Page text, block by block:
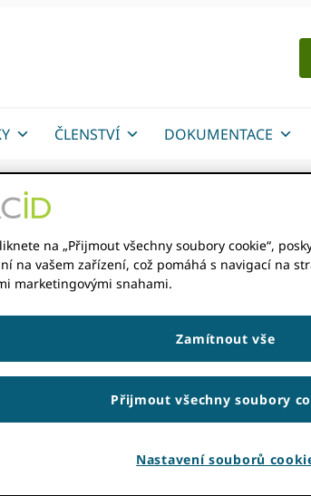
ČLENSTVÍ DOKUMENTACE
prozkoumáníORCID 2025 Výroční zpráva!
našeho strategického plánu na období
úspěchů i progresivní strategie v
prostředí. ORCID tyto výzvy jsme
účasti, rozšířením naší přítomnosti v
na „Přijmout všechny soubory cookie“,
na vašem zařízení, což pomáhá s navigací na
marketingovými snahami.
Zamítnout vše
Přijmout všechny soubory
Nastavení souborů